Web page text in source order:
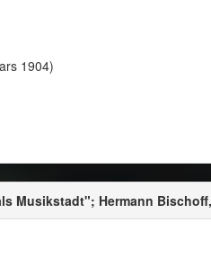
1904)
Musikstadt"; Hermann